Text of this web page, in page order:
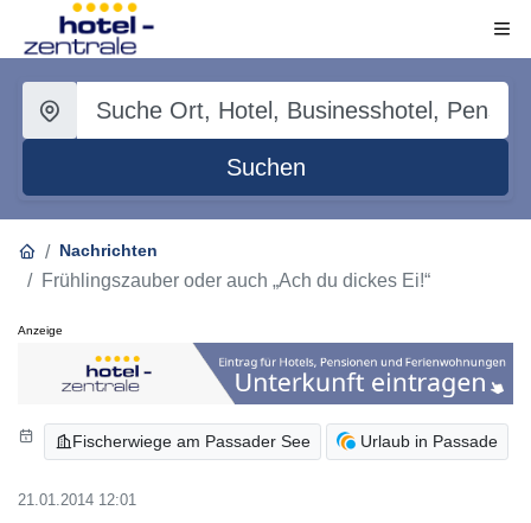
Suchen
Nachrichten
Frühlingszauber oder auch „Ach du dickes Ei!“
Anzeige
Fischerwiege am Passader See Urlaub in Passade
21.01.2014 12:01